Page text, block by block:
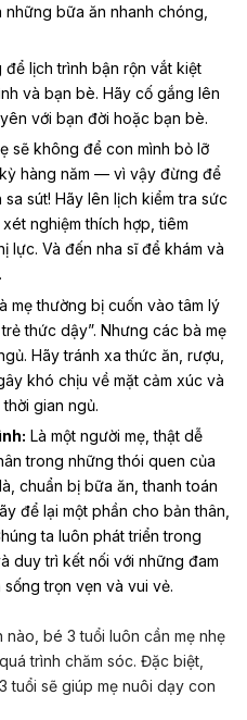
bữa ăn nhanh chóng,
để lịch trình bận rộn vắt kiệt
và bạn bè. Hãy cố gắng lên
với bạn đời hoặc bạn bè.
sẽ không để con mình bỏ lỡ
hàng năm — vì vậy đừng để
sút! Hãy lên lịch kiểm tra sức
nghiệm thích hợp, tiêm
lực. Và đến nha sĩ để khám và
mẹ thường bị cuốn vào tâm lý
thức dậy”. Nhưng các bà mẹ
Hãy tránh xa thức ăn, rượu,
khó chịu về mặt cảm xúc và
gian ngủ.
Là một người mẹ, thật dễ
trong những thói quen của
chuẩn bị bữa ăn, thanh toán
để lại một phần cho bản thân,
ta luôn phát triển trong
duy trì kết nối với những đam
trọn vẹn và vui vẻ.
bé 3 tuổi luôn cần mẹ nhẹ
trình chăm sóc. Đặc biệt,
tuổi sẽ giúp mẹ nuôi dạy con